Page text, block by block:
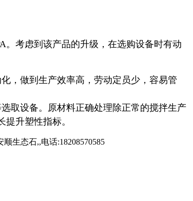
。考虑到该产品的升级，在选购设备时有动
，做到生产效率高，劳动定员少，容易管
取设备。原材料正确处理除正常的搅拌生产
升塑性指标。
生态石,,电话:18208570585